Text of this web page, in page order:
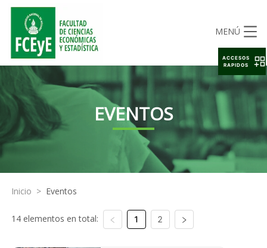
MENÚ
EVENTOS
Inicio > Eventos
14 elementos en total: 1 2
ACCESOS
RAPIDOS